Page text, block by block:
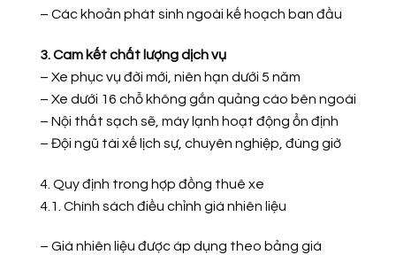
– Các khoản phát sinh ngoài kế hoạch ban đầu
3. Cam kết chất lượng dịch vụ
– Xe phục vụ đời mới, niên hạn dưới 5 năm
– Xe dưới 16 chỗ không gắn quảng cáo bên ngoài
– Nội thất sạch sẽ, máy lạnh hoạt động ổn định
– Đội ngũ tài xế lịch sự, chuyên nghiệp, đúng giờ
4. Quy định trong hợp đồng thuê xe
4.1. Chính sách điều chỉnh giá nhiên liệu
– Giá nhiên liệu được áp dụng theo bảng giá